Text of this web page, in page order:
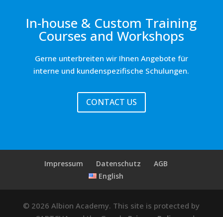
In-house & Custom Training
Courses and Workshops
Gerne unterbreiten wir Ihnen Angebote für
interne und kundenspezifische Schulungen.
CONTACT US
Impressum Datenschutz
AGB
English
© 2026 Albion Academy. This site is protected by